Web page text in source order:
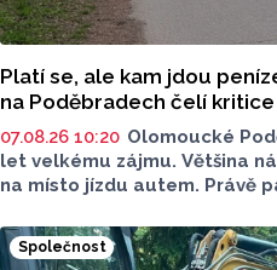
Platí se, ale kam jdou
na Poděbradech čelí kritice
07.08.26 10:20 Olomoucké
let velkému zájmu. Většina
na místo jízdu autem. Právě
Na konci června vznikla na
Poděbrady bez závor a
Společnost